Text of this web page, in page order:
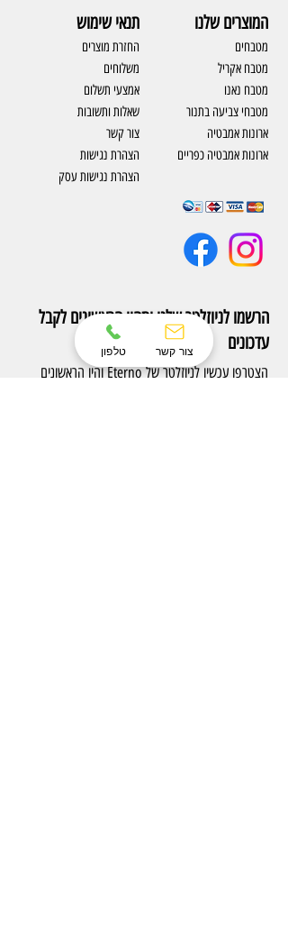
תנאי שימוש
החזרת מוצרים
משלוחים
אמצעי תשלום
שאלות ותשובות
צור קשר
​הצהרת נגישות
הצהרת נגישות עסק
המוצרים שלנו
מטבחים
מטבח אקריל
מטבח נאנו
מטבחי צביעה בתנור
ארונות אמבטיה
ארונות אמבטיה כפריים
הרשמו לניוזלטר שלנו ותהיו הראשונים לקבל
עדכונים
הצטרפו עכשיו לניוזלטר של Eterno והיו הראשונים
טלפון צור קשר